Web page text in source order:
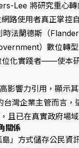
Lee 將研究重心
路使用者真正掌控
法蘭德斯（
）數位轉
化實踐者——使本
影響力引用，顯示
灣企業主管而言，
且已在真實政府場
關係
」方式儲存公民資